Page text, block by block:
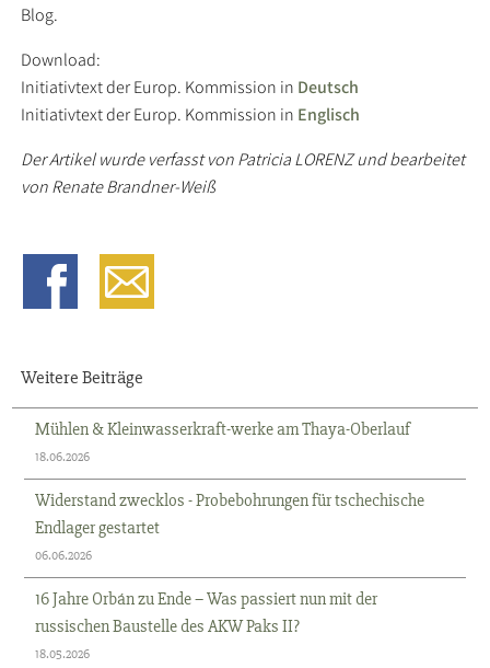
Blog.
Download:
Initiativtext der Europ. Kommission in Deutsch
Initiativtext der Europ. Kommission in Englisch
Der Artikel wurde verfasst von Patricia LORENZ und bearbeitet
von Renate Brandner-Weiß
Weitere Beiträge
Mühlen & Kleinwasserkraft-werke am Thaya-Oberlauf
18.06.2026
Widerstand zwecklos - Probebohrungen für tschechische
Endlager gestartet
06.06.2026
16 Jahre Orbán zu Ende – Was passiert nun mit der
russischen Baustelle des AKW Paks II?
18.05.2026